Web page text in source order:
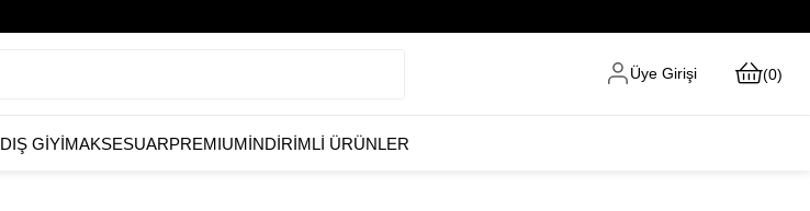
Üye Girişi 0
DIŞ GİYİMAKSESUARPREMIUMİNDİRİMLİ ÜRÜNLER